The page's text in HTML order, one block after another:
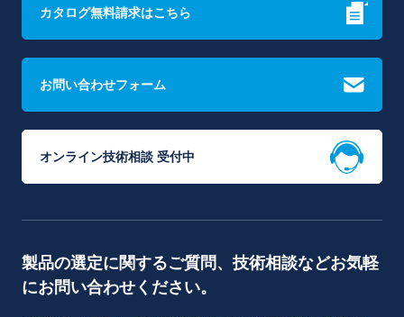
カタログ無料請求はこちら
お問い合わせフォーム
オンライン技術相談 受付中
製品の選定に関するご質問、技術相談などお気軽
にお問い合わせください。